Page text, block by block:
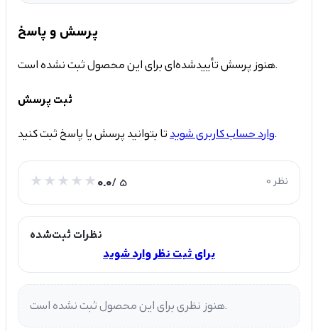
پرسش و پاسخ
هنوز پرسش تأییدشده‌ای برای این محصول ثبت نشده است.
ثبت پرسش
وارد حساب کاربری شویدتا بتوانید پرسش یا پاسخ ثبت کنید.
0.0/ 5 0 نظر
نظرات ثبت‌شده
برای ثبت نظر وارد شوید
هنوز نظری برای این محصول ثبت نشده است.